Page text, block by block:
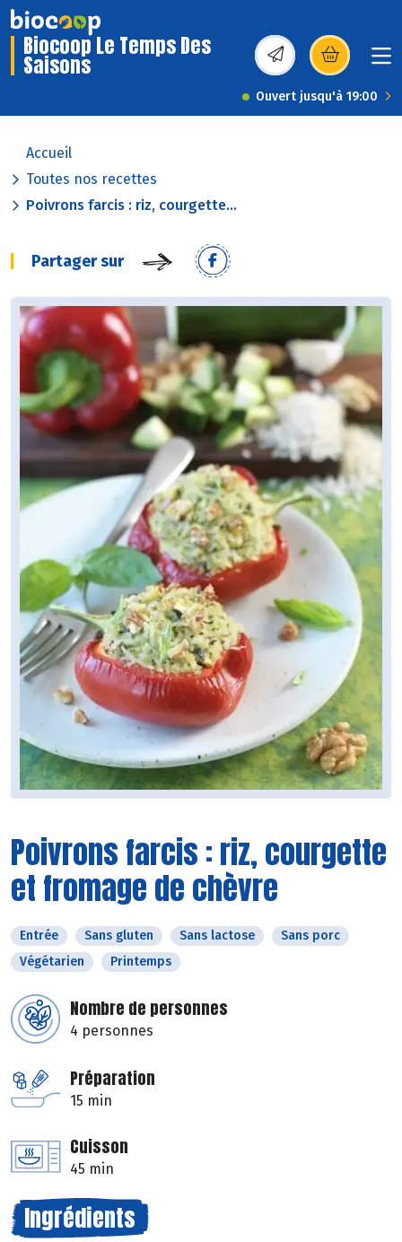
Biocoop Le Temps Des
Saisons (s’ouvre dans une
Ouvert jusqu'à 19:00
Accueil
Toutes nos recettes
Poivrons farcis : riz, courgette...
Partager sur
Poivrons farcis : riz, courgette
et fromage de chèvre
Entrée Sans gluten Sans lactose
Sans porc
Végétarien
Printemps
Nombre de personnes
4 personnes
Préparation
15 min
Cuisson
45 min
Ingrédients